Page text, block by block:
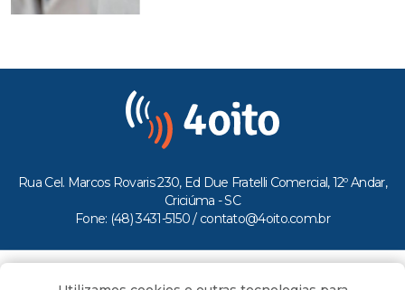
Rua Cel. Marcos Rovaris 230, Ed Due Fratelli Comercial, 12º Andar,
Criciúma - SC
Fone: (48) 3431-5150 / contato@4oito.com.br